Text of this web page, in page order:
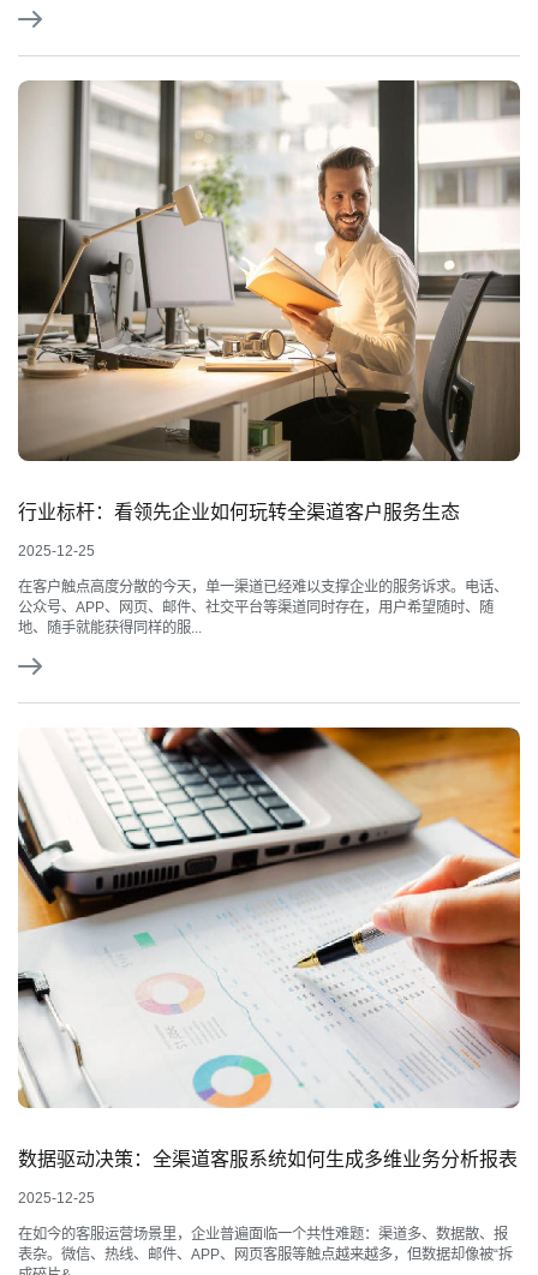
行业标杆：看领先企业如何玩转全渠道客户服务生态
2025-12-25
在客户触点高度分散的今天，单一渠道已经难以支撑企业的服务诉求。电话、
公众号、APP、网页、邮件、社交平台等渠道同时存在，用户希望随时、随
地、随手就能获得同样的服...
数据驱动决策：全渠道客服系统如何生成多维业务分析报表
2025-12-25
在如今的客服运营场景里，企业普遍面临一个共性难题：渠道多、数据散、报
表杂。微信、热线、邮件、APP、网页客服等触点越来越多，但数据却像被“拆